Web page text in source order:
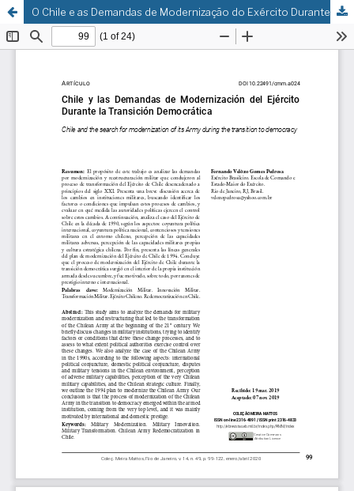
O Chile e as Demandas de Modernização do Exército Durante a Transição Democrática